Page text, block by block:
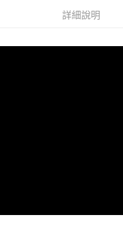
每筆NT$90，滿NT$999(含以
詳細說明